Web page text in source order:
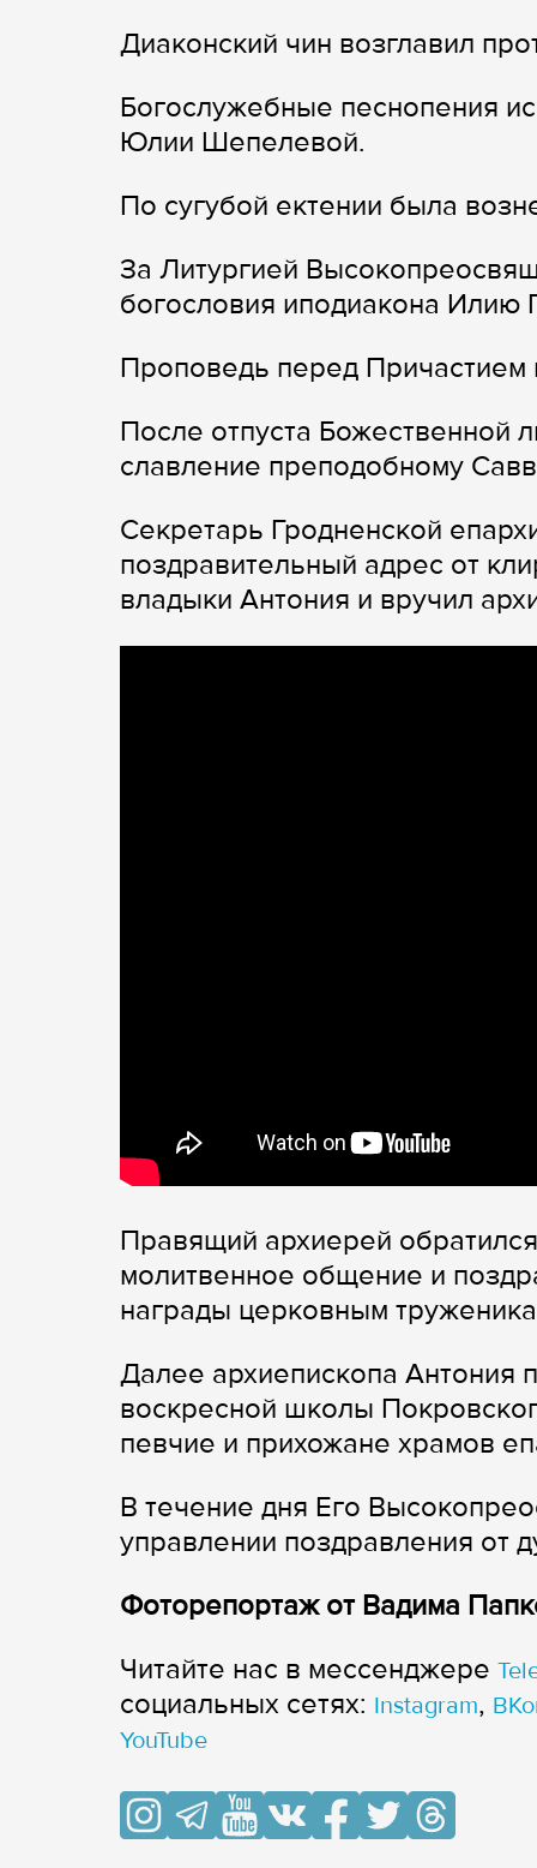
Диаконский чин возглавил
Богослужебные песнопения
Юлии Шепелевой.
По сугубой ектении была
За Литургией
богословия иподиакона
Проповедь перед
После отпуста Божественной
славление преподобному
Секретарь Гродненской
поздравительный адрес от
владыки Антония и вручил
Правящий архиерей
молитвенное общение и
награды церковным
Далее архиепископа Антония
воскресной школы
певчие и прихожане храмов
В течение дня Его
управлении поздравления от
Фоторепортаж от Вадима
Читайте нас в мессенджере
cоциальных сетях: Instagram,
YouTube